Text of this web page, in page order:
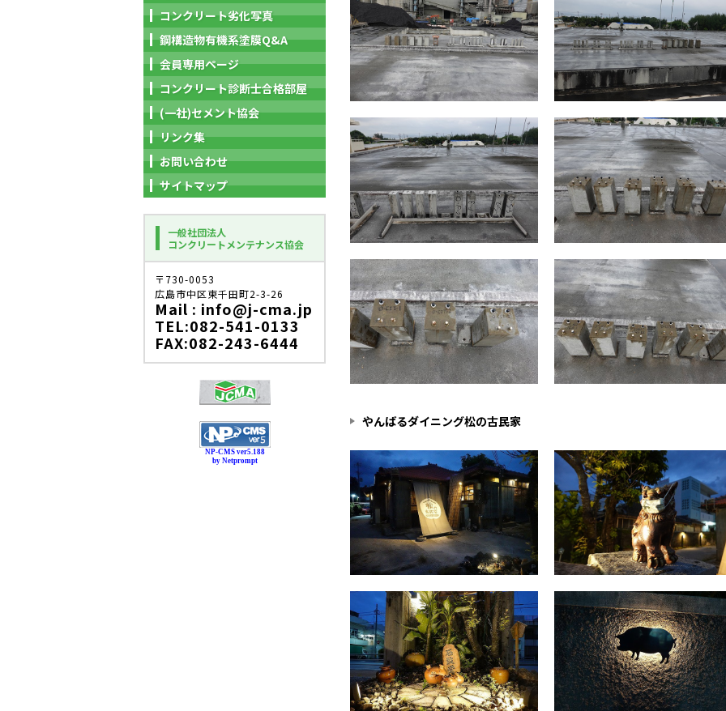
やんばるダイニング松の古民家
コンクリート劣化写真
鋼構造物有機系塗膜Q&A
会員専用ページ
コンクリート診断士合格部屋
(一社)セメント協会
リンク集
お問い合わせ
サイトマップ
一般社団法人
コンクリートメンテナンス協会
〒730-0053
広島市中区東千田町2-3-26
Mail : info@j-cma.jp
TEL:082-541-0133
FAX:082-243-6444
NP-CMS ver5.188
by Netprompt